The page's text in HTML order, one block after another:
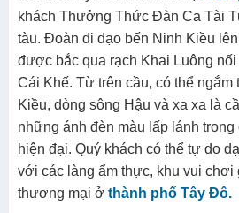
khách Thưởng Thức Đàn Ca Tài
tàu. Đoàn đi dạo bến Ninh Kiều
được bắc qua rạch Khai Luông
Cái Khế. Từ trên cầu, có thể ngắm
Kiều, dòng sông Hậu và xa xa là
những ánh đèn màu lấp lánh
hiện đại. Quý khách có thể tự do
với các làng ẩm thực, khu vui chơi
thương mại ở thành phố Tây Đô.